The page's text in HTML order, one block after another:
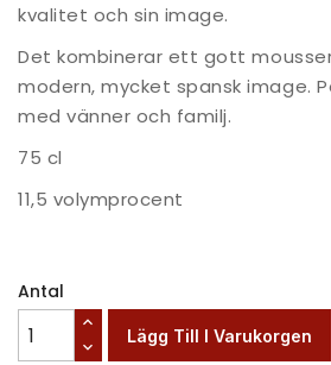
kvalitet och sin image.
Det kombinerar ett gott
modern, mycket spansk image.
med vänner och familj.
75 cl
11,5 volymprocent
Antal
Lägg Till I Varukorgen